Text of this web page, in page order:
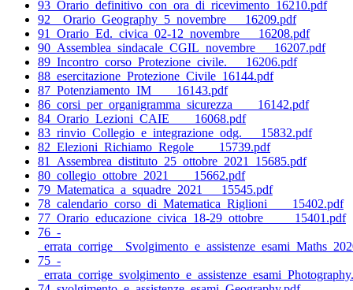
93_Orario_definitivo_con_ora_di_ricevimento_16210.pdf
92__Orario_Geography_5_novembre___16209.pdf
91_Orario_Ed._civica_02-12_novembre___16208.pdf
90_Assemblea_sindacale_CGIL_novembre___16207.pdf
89_Incontro_corso_Protezione_civile.___16206.pdf
88_esercitazione_Protezione_Civile_16144.pdf
87_Potenziamento_IM____16143.pdf
86_corsi_per_organigramma_sicurezza____16142.pdf
84_Orario_Lezioni_CAIE____16068.pdf
83_rinvio_Collegio_e_integrazione_odg.___15832.pdf
82_Elezioni_Richiamo_Regole____15739.pdf
81_Assembrea_distituto_25_ottobre_2021_15685.pdf
80_collegio_ottobre_2021____15662.pdf
79_Matematica_a_squadre_2021___15545.pdf
78_calendario_corso_di_Matematica_Riglioni____15402.pdf
77_Orario_educazione_civica_18-29_ottobre_____15401.pdf
76_-
75_-